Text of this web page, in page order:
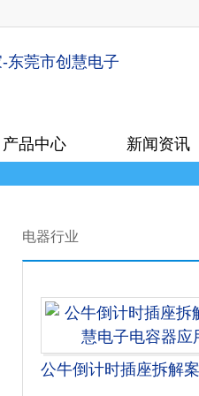
产品中心 新闻资讯
电器行业